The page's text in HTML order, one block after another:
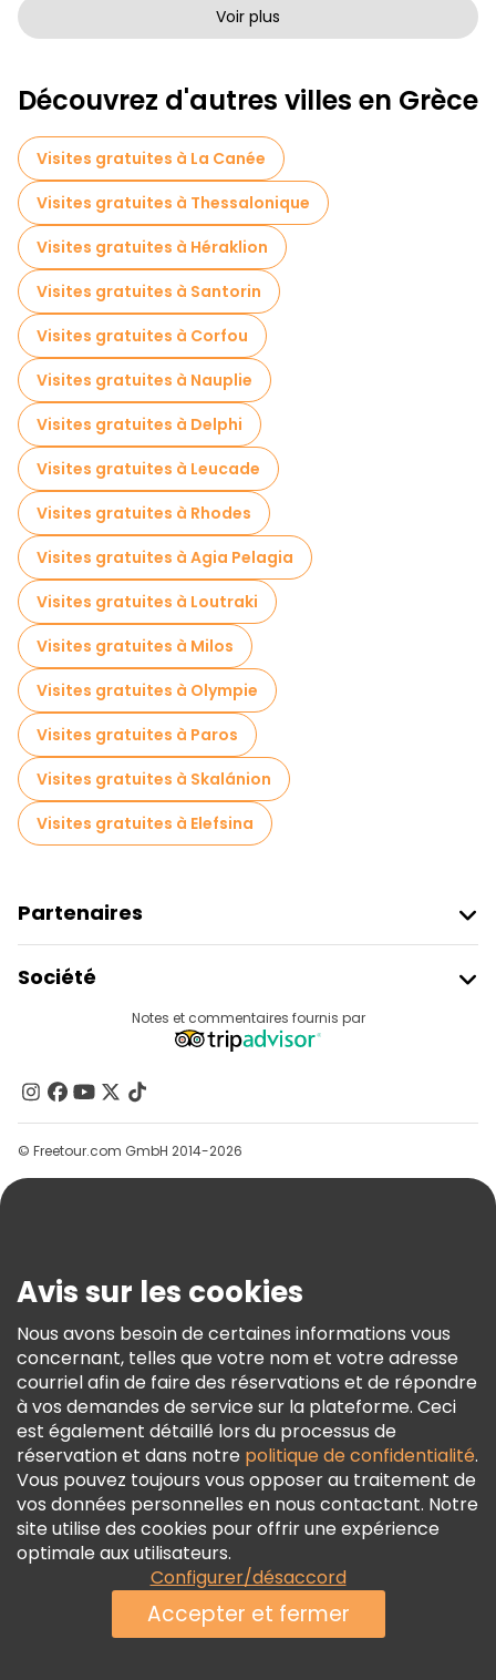
Visites à pied sans art à Athènes
Activités sportives à Athènes
Visites autoguidées en Athènes
Jeux d'évasion en Athènes
Croisières en Athènes
Musées en Athènes
Visite gratuite de la vieille ville à Athènes
Visites de marchés en Athènes
Visites de dégustation locales à Athènes
Excursions d'une journée gratuites à Athènes
Visites nocturnes gratuites à Athènes
Tours à vélo à Athènes
Visites gastronomiques à Athènes
Visites gratuites à proximité Acropolis of Athens
Visites gratuites à proximité Monastiraki Square
Voir plus
Découvrez d'autres villes en Grèce
Visites gratuites à La Canée
Visites gratuites à Thessalonique
Visites gratuites à Héraklion
Visites gratuites à Santorin
Visites gratuites à Corfou
Visites gratuites à Nauplie
Visites gratuites à Delphi
Visites gratuites à Leucade
Visites gratuites à Rhodes
Visites gratuites à Agia Pelagia
Visites gratuites à Loutraki
Visites gratuites à Milos
Visites gratuites à Olympie
Visites gratuites à Paros
Visites gratuites à Skalánion
Visites gratuites à Elefsina
Partenaires
Connexion Du Fournisseur
Programme D’affiliation
Société
Contactez-Nous
Groupes
Aide
Conditions Générales Et Mentions Légales
Politique En Matière De Cookies
Freetour Prix
Programme De Fidélité
Notes et commentaires fournis par
© Freetour.com GmbH 2014-2026
Avis sur les cookies
Nous avons besoin de certaines informations vous
concernant, telles que votre nom et votre adresse
courriel afin de faire des réservations et de répondre
à vos demandes de service sur la plateforme. Ceci
est également détaillé lors du processus de
réservation et dans notre politique de confidentialité.
Vous pouvez toujours vous opposer au traitement de
vos données personnelles en nous contactant. Notre
site utilise des cookies pour offrir une expérience
optimale aux utilisateurs.
Configurer/désaccord
Accepter et fermer